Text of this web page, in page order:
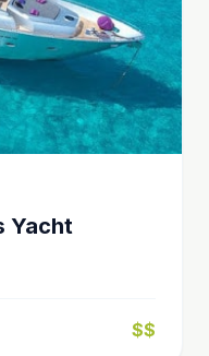
Yacht
$$